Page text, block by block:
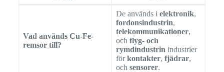
Vad används Cu-Fe-
remsor till?
De används i elektronik,
fordonsindustrin,
telekommunikationer,
och flyg- och
rymdindustrin industrier
förkontakter, fjädrar,
och sensorer.